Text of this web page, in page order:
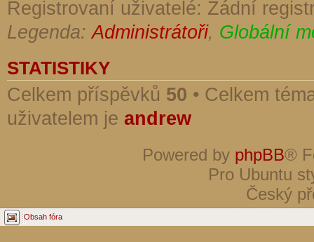
Registrovaní uživatelé: Žádní
Legenda:Administrátoři, Globální
STATISTIKY
Celkem příspěvků 50 • Celkem
uživatelem je andrew
Powered by phpBB®
Pro Ubuntu
Český
Obsah fóra